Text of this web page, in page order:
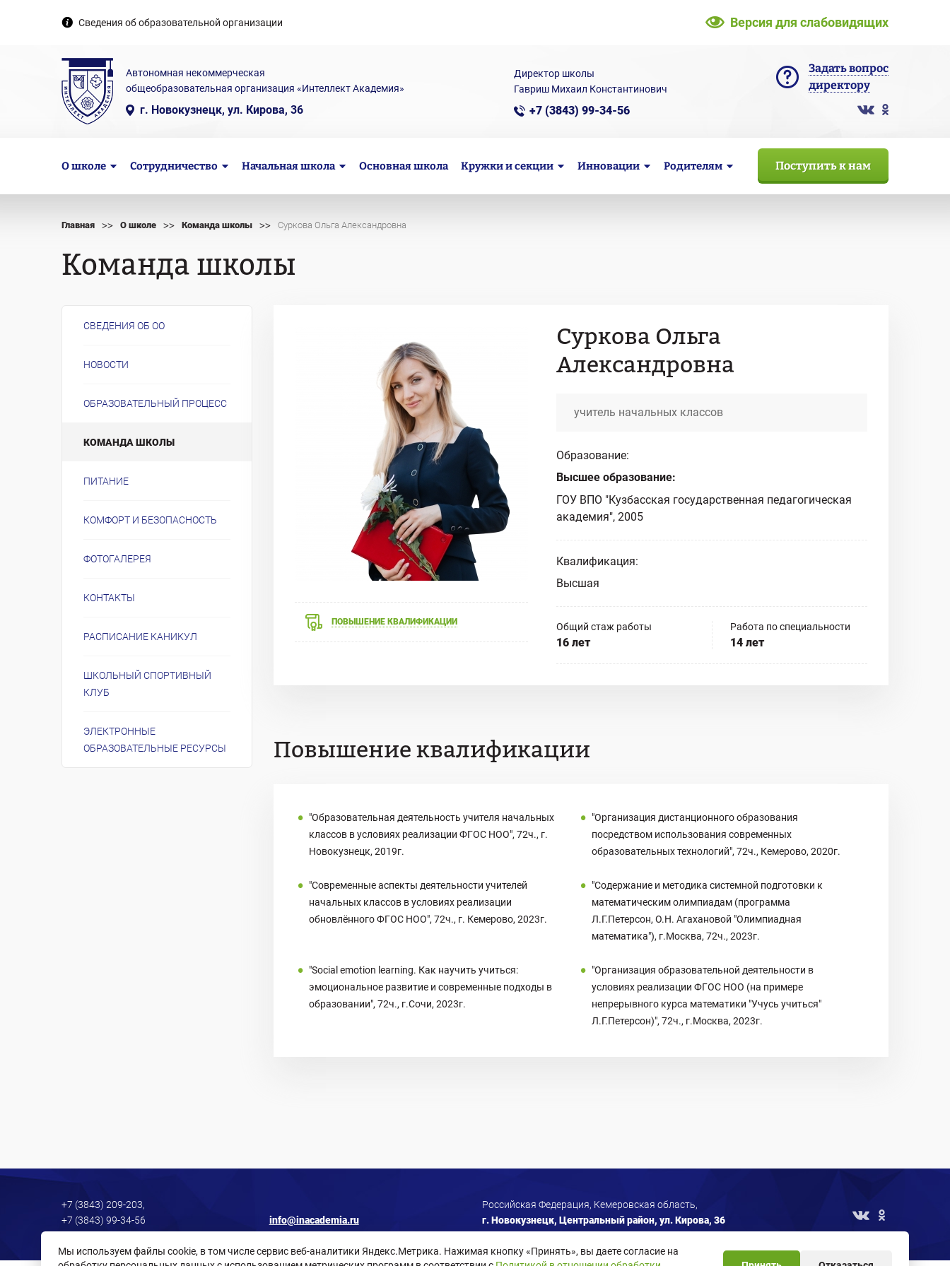
Сведения об образовательной организации Версия для слабовидящих
Автономная некоммерческая
общеобразовательная организация «Интеллект Академия»
г. Новокузнецк, ул. Кирова, 36
Директор школы
Гавриш Михаил Константинович
+7 (3843) 99-34-56
Задать вопрос
директору
О школе Сотрудничество Начальная школа Основная школа Кружки и секции Инновации Родителям Поступить к нам
Главная >> О школе >> Команда школы >> Суркова Ольга Александровна
Команда школы
СВЕДЕНИЯ ОБ ОО
НОВОСТИ
ОБРАЗОВАТЕЛЬНЫЙ ПРОЦЕСС
КОМАНДА ШКОЛЫ
ПИТАНИЕ
КОМФОРТ И БЕЗОПАСНОСТЬ
ФОТОГАЛЕРЕЯ
КОНТАКТЫ
РАСПИСАНИЕ КАНИКУЛ
ШКОЛЬНЫЙ СПОРТИВНЫЙ
КЛУБ
ЭЛЕКТРОННЫЕ
ОБРАЗОВАТЕЛЬНЫЕ РЕСУРСЫ
ПОВЫШЕНИЕ КВАЛИФИКАЦИИ
Суркова Ольга
Александровна
учитель начальных классов
Образование:
Высшее образование:
ГОУ ВПО "Кузбасская государственная педагогическая
академия", 2005
Квалификация:
Высшая
Общий стаж работы
16 лет
Работа по специальности
14 лет
Повышение квалификации
"Образовательная деятельность учителя начальных
классов в условиях реализации ФГОС НОО", 72ч., г.
Новокузнецк, 2019г.
"Организация дистанционного образования
посредством использования современных
образовательных технологий", 72ч., Кемерово, 2020г.
"Современные аспекты деятельности учителей
начальных классов в условиях реализации
обновлённого ФГОС НОО", 72ч., г. Кемерово, 2023г.
"Содержание и методика системной подготовки к
математическим олимпиадам (программа
Л.Г.Петерсон, О.Н. Агахановой "Олимпиадная
математика"), г.Москва, 72ч., 2023г.
"Social emotion learning. Как научить учиться:
эмоциональное развитие и современные подходы в
образовании", 72ч., г.Сочи, 2023г.
"Организация образовательной деятельности в
условиях реализации ФГОС НОО (на примере
непрерывного курса математики "Учусь учиться"
Л.Г.Петерсон)", 72ч., г.Москва, 2023г.
+7 (3843) 209-203,
+7 (3843) 99-34-56
info@inacademia.ru
Российская Федерация, Кемеровская область,
г. Новокузнецк, Центральный район, ул. Кирова, 36
Мы используем файлы cookie, в том числе сервис веб-аналитики Яндекс.Метрика. Нажимая кнопку «Принять», вы даете согласие на